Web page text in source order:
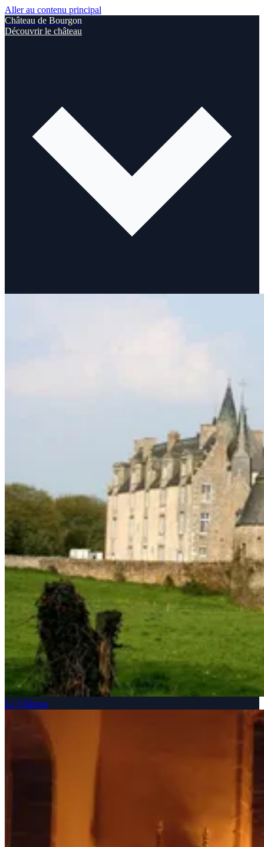
Aller au contenu principal
Château de Bourgon
Découvrir le château
Le Château